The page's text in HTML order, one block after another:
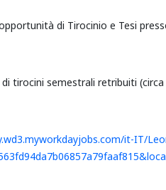
di Tirocinio e Tesi
tirocini semestrali retribuiti
it-IT/